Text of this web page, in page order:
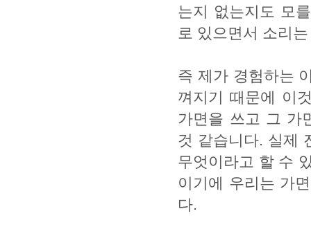
는지 없는지도 모
로 있으면서 소리
즉 제가 경험하는
껴지기 때문에 이
가면을 쓰고 그 가
것 같습니다. 실제
무엇이라고 할 수
이기에 우리는 가
다.